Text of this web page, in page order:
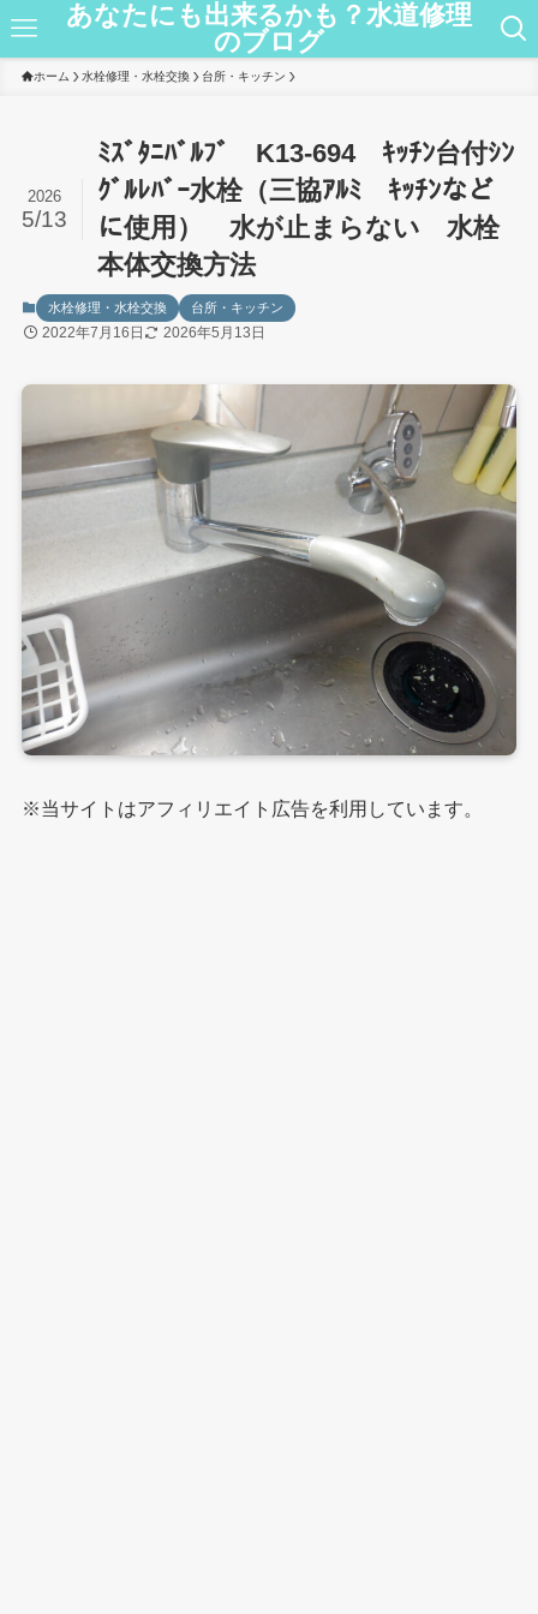
あなたにも出来るかも？水道修理
のブログ
ホーム 水栓修理・水栓交換 台所・キッチン
ﾐｽﾞﾀﾆﾊﾞﾙﾌﾞ K13-694 ｷｯﾁﾝ台付ｼﾝ
ｸﾞﾙﾚﾊﾞｰ水栓（三協ｱﾙﾐ ｷｯﾁﾝなど
に使用） 水が止まらない 水栓
本体交換方法
2026
5/13
水栓修理・水栓交換 台所・キッチン
2022年7月16日 2026年5月13日
※当サイトはアフィリエイト広告を利用しています。